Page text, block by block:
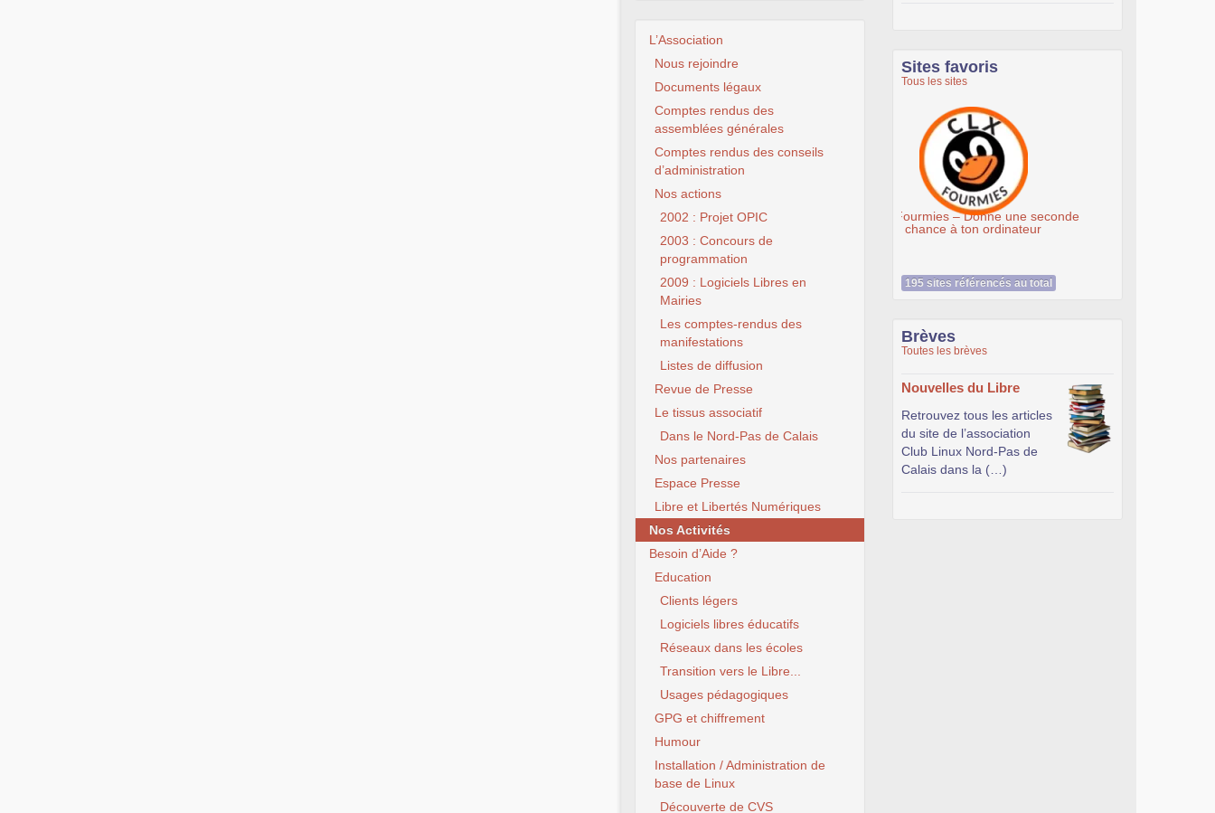
L’Association
Nous rejoindre
Documents légaux
Comptes rendus des
assemblées générales
Comptes rendus des conseils
d’administration
Nos actions
2002 : Projet OPIC
2003 : Concours de
programmation
2009 : Logiciels Libres en
Mairies
Les comptes-rendus des
manifestations
Listes de diffusion
Revue de Presse
Le tissus associatif
Dans le Nord-Pas de Calais
Nos partenaires
Espace Presse
Libre et Libertés Numériques
Nos Activités
Besoin d’Aide ?
Education
Clients légers
Logiciels libres éducatifs
Réseaux dans les écoles
Transition vers le Libre...
Usages pédagogiques
GPG et chiffrement
Humour
Installation / Administration de
base de Linux
Découverte de CVS
Sites favoris
Tous les sites
Association Éthiciel
195 sites référencés au total
Brèves
Toutes les brèves
Nouvelles du Libre
Retrouvez tous les articles
du site de l’association
Club Linux Nord-Pas de
Calais dans la (…)